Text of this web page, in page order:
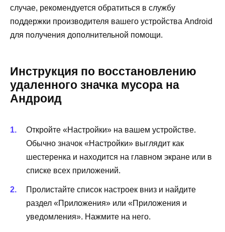
случае, рекомендуется обратиться в службу
поддержки производителя вашего устройства Android
для получения дополнительной помощи.
Инструкция по восстановлению
удаленного значка мусора на
Андроид
Откройте «Настройки» на вашем устройстве.
Обычно значок «Настройки» выглядит как
шестеренка и находится на главном экране или в
списке всех приложений.
Пролистайте список настроек вниз и найдите
раздел «Приложения» или «Приложения и
уведомления». Нажмите на него.